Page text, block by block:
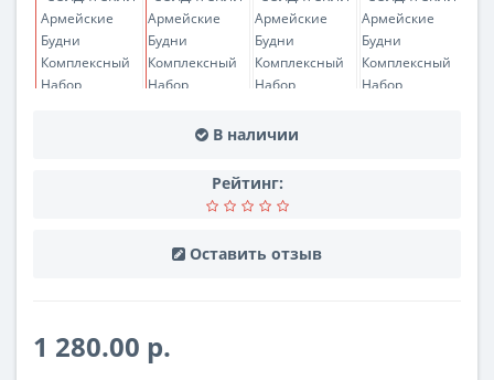
В наличии
Рейтинг:
Оставить отзыв
1 280.00 р.